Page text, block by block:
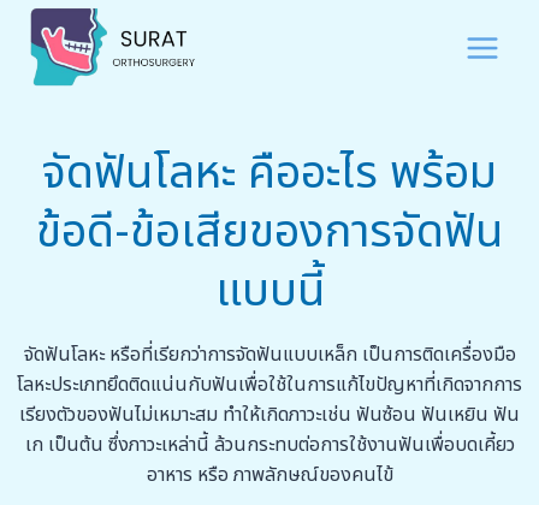
จัดฟันโลหะ คืออะไร พร้อม
ข้อดี-ข้อเสียของการจัดฟัน
แบบนี้
จัดฟันโลหะ หรือที่เรียกว่าการจัดฟันแบบเหล็ก เป็นการติดเครื่องมือ
โลหะประเภทยึดติดแน่นกับฟันเพื่อใช้ในการแก้ไขปัญหาที่เกิดจากการ
เรียงตัวของฟันไม่เหมาะสม ทำให้เกิดภาวะเช่น ฟันซ้อน ฟันเหยิน ฟัน
เก เป็นต้น ซึ่งภาวะเหล่านี้ ล้วนกระทบต่อการใช้งานฟันเพื่อบดเคี้ยว
อาหาร หรือ ภาพลักษณ์ของคนไข้